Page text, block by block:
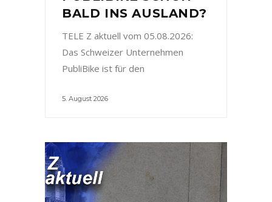
BALD INS AUSLAND?
TELE Z aktuell vom 05.08.2026:
Das Schweizer Unternehmen
PubliBike ist für den
5. August 2026